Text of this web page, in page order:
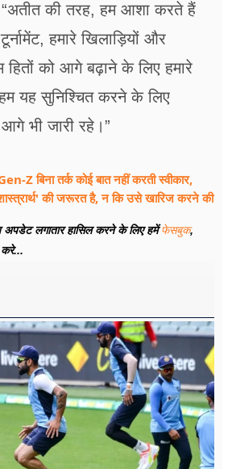
की तरह, हम आशा करते हैं
हमारे खिलाड़ियों और
हितों को आगे बढ़ाने के लिए हमारे
यह सुनिश्चित करने के लिए
भी जारी रहे।”
Z बिना तर्क कोई बात नहीं करती स्वीकार,
की जरूरत है, न कि उसे खारिज करने की
लगातार हासिल करने के लिए हमेंफेसबुक,